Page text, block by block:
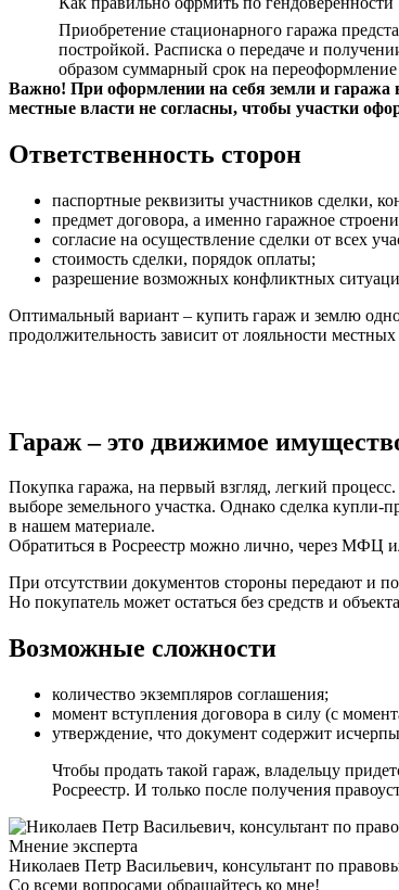
Приобретение стационарного гаража
постройкой. Расписка о передаче и
образом суммарный срок на
Важно! При оформлении на себя земли и гаража
местные власти не согласны, чтобы участки
Ответственность сторон
паспортные реквизиты участников сделки,
предмет договора, а именно гаражное
согласие на осуществление сделки от всех
стоимость сделки, порядок оплаты;
разрешение возможных конфликтных
Оптимальный вариант – купить гараж и землю
продолжительность зависит от лояльности
Гараж – это движимое
Покупка гаража, на первый взгляд, легкий
выборе земельного участка. Однако сделка купли-
в нашем материале.
Обратиться в Росреестр можно лично, через МФЦ
При отсутствии документов стороны передают и
Но покупатель может остаться без средств и
Возможные сложности
количество экземпляров соглашения;
момент вступления договора в силу (с
утверждение, что документ содержит
Чтобы продать такой гараж, владельцу
Росреестр. И только после получения
Мнение эксперта
Николаев Петр Васильевич, консультант по
Со всеми вопросами обращайтесь ко мне!